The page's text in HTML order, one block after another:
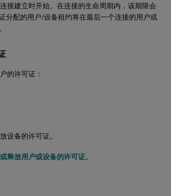
接建立时开始。在连接的生命周期内，该期限会
分配的用户/设备租约将在最后一个连接的用户或
的许可证：
设备的许可证。
释放用户或设备的许可证。